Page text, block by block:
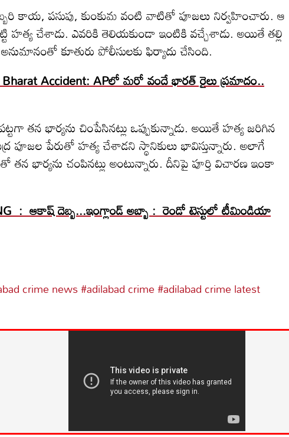
కాయ, పసుపు, కుంకుమ వంటి వాటితో పూజలు నిర్వహించారు. ఆ
హత్య చేశాడు. ఎవరికి తెలియకుండా ఇంటికి వచ్చేశాడు. అయితే తల్లి
కూతురు పోలీసులకు ఫిర్యాదు చేసింది.
Bharat Accident: APలో మరో వందే భారత్ రైలు ప్రమాదం..
తన భార్యను చింపేసినట్లు ఒప్పుకున్నాడు. అయితే హత్య జరిగిన
పూజల పేరుతో హత్య చేశాడని స్థానికులు భావిస్తున్నారు. అలాగే
తన భార్యను చంపినట్లు అంటున్నారు. దీనిపై పూర్తి విచారణ ఇంకా
: ఆకాష్ దెబ్బ...ఇంగ్లాండ్ అబ్బా : రెండో టెస్టులో టీమిండియా
crime news#adilabad crime#adilabad crime latest